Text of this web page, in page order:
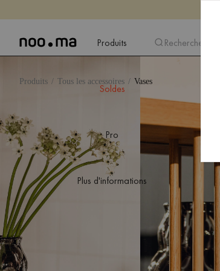
Produits
Soldes
Pro
Plus d'informations
Recherche
Produits Tous les accessoires Vases